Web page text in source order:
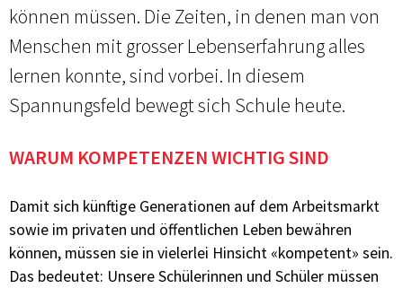
können müssen. Die Zeiten, in denen man von
Menschen mit grosser Lebenserfahrung alles
lernen konnte, sind vorbei. In diesem
Spannungsfeld bewegt sich Schule heute.
WARUM KOMPETENZEN WICHTIG SIND
Damit sich künftige Generationen auf dem Arbeitsmarkt
sowie im privaten und öffentlichen Leben bewähren
können, müssen sie in vielerlei Hinsicht «kompetent» sein.
Das bedeutet: Unsere Schülerinnen und Schüler müssen